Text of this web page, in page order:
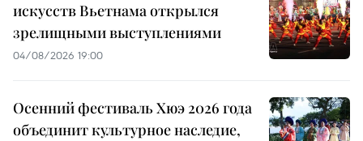
искусств Вьетнама открылся
зрелищными выступлениями
04/08/2026 19:00
Осенний фестиваль Хюэ 2026 года
объединит культурное наследие,